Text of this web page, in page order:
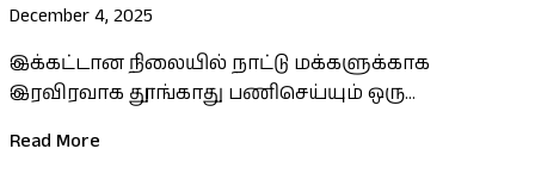
December 4, 2025
இக்கட்டான நிலையில் நாட்டு மக்களுக்காக
இரவிரவாக தூங்காது பணிசெய்யும் ஒரு...
Read More